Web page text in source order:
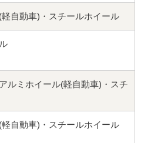
自動車)・スチールホイール
ルミホイール(軽自動車)・スチ
自動車)・スチールホイール